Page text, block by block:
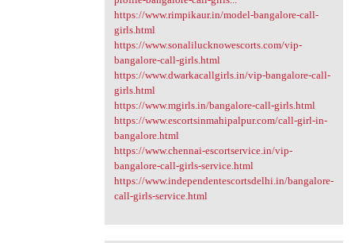
https://www.rimpikaur.in/model-bangalore-call-
girls.html
https://www.sonalilucknowescorts.com/vip-
bangalore-call-girls.html
https://www.dwarkacallgirls.in/vip-bangalore-call-
girls.html
https://www.mgirls.in/bangalore-call-girls.html
https://www.escortsinmahipalpur.com/call-girl-in-
bangalore.html
https://www.chennai-escortservice.in/vip-
bangalore-call-girls-service.html
https://www.independentescortsdelhi.in/bangalore-
call-girls-service.html